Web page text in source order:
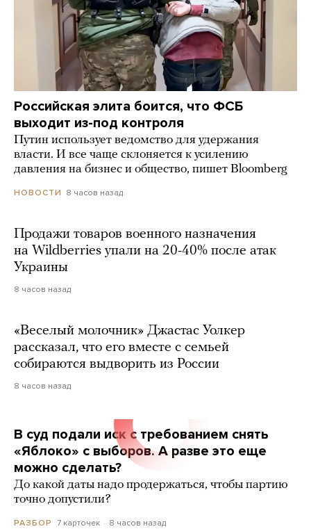
Российская элита боится, что ФСБ
выходит из-под контроля
Путин использует ведомство для удержания
власти. И все чаще склоняется к усилению
давления на бизнес и общество, пишет Bloomberg
НОВОСТИ 8 часов назад
Продажи товаров военного назначения
на Wildberries упали на 20-40% после атак
Украины
8 часов назад
«Веселый молочник» Джастас Уолкер
рассказал, что его вместе с семьей
собираются выдворить из России
8 часов назад
В суд подали иск с требованием снять
«Яблоко» с выборов. А разве это еще
можно сделать?
До какой даты надо продержаться, чтобы партию
точно допустили?
РАЗБОР 7 карточек 8 часов назад